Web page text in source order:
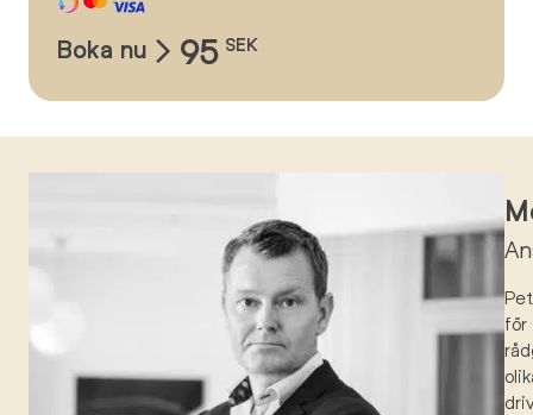
Boka nu 95 SEK
för